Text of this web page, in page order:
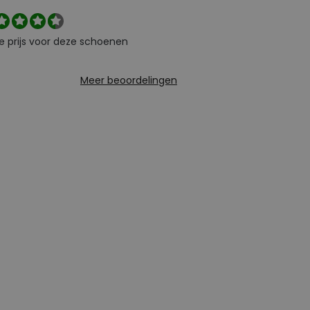
prijs voor deze schoenen
Meer beoordelingen